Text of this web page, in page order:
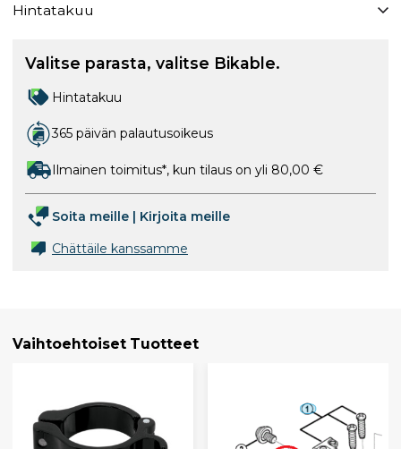
Hintatakuu
Valitse parasta, valitse Bikable.
Hintatakuu
365 päivän palautusoikeus
Ilmainen toimitus*, kun tilaus on yli 80,00 €
Soita meille | Kirjoita meille
Chättäile kanssamme
Vaihtoehtoiset Tuotteet